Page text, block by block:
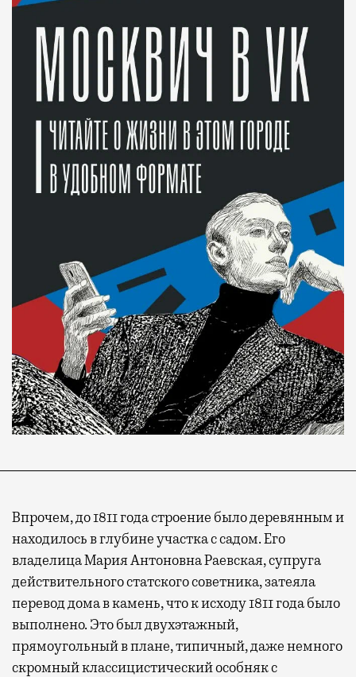
Впрочем, до 1811 года строение было деревянным и
находилось в глубине участка с садом. Его
владелица Мария Антоновна Раевская, супруга
действительного статского советника, затеяла
перевод дома в камень, что к исходу 1811 года было
выполнено. Это был двухэтажный,
прямоугольный в плане, типичный, даже немного
скромный классицистический особняк с